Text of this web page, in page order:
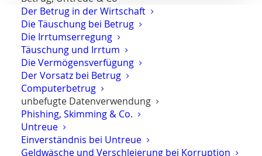
Der Betrug in der Wirtschaft
Die Täuschung bei Betrug
Die Irrtumserregung
Täuschung und Irrtum
Die Vermögensverfügung
Der Vorsatz bei Betrug
Computerbetrug
unbefugte Datenverwendung
Phishing, Skimming & Co.
Untreue
Einverständnis bei Untreue
Geldwäsche und Verschleierung bei Korruption
erstellt, die einen Überblick überdie Thematik geben.
Auf den Unterseiten haben wir weitere Informationen
zum Computerbetrug zusammengestellt, die sich u.a.
mit den Vorbereitungshandlungen
Skimmingbeschäftigen.
Wer sich mit dem Vorwurf des Computerbetrugs
konfrontiert sieht, sollte sich mit einem
RechtsanwaltfürStrafrecht
Wirtschaftsstrafrecht
stehe Ihnen gerne zur Seite.